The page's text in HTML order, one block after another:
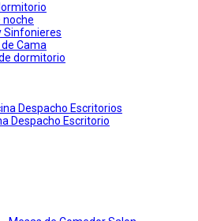
noche
Sinfonieres
Cama
dormitorio
Despacho Escritorios
Despacho Escritorio